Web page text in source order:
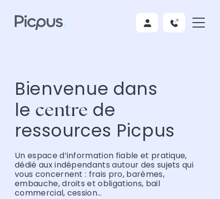
Bienvenue dans
le centre de
ressources Picpus
Un espace d’information fiable et pratique,
dédié aux indépendants autour des sujets qui
vous concernent : frais pro, barèmes,
embauche, droits et obligations, bail
commercial, cession…